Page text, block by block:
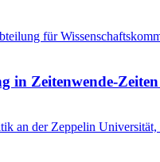
für
in Zeitenwende-
an der Zeppelin